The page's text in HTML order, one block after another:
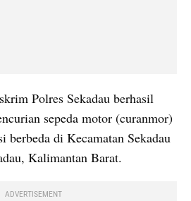
Polres Sekadau berhasil
sepeda motor (curanmor)
berbeda di Kecamatan Sekadau
Kalimantan Barat.
ADVERTISEMENT